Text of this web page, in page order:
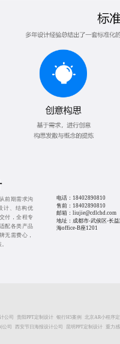
前期需求沟
计、结构优
付，全程专
配各类产品
无需费心，
电话： 18402890810
售前： 18402890810
邮箱：liujie@cdlchd.com
地址：成都市-武侯区-长
海office-B座1201
公司 贵阳PPT定制设计 银行H5案例
北京AR小程序
公司 西安节日海报设计公司 昆明PPT定制设计
重力